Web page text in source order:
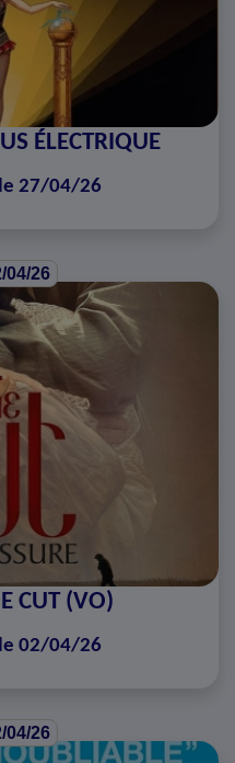
ÉLECTRIQUE
27/04/26
04/26
CUT (VO)
02/04/26
04/26